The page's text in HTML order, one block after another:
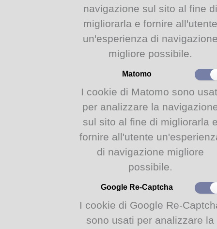
teatrali.
Per conoscere il calendario
Natale" cliccate qui.
info:
biblioteca Guanda,
0521.031983-031984
allegati:
Locandina Racconti di
documento
(379 KiB)
Biblioteca Guanda - V.lo delle Asse, 43121 Parma (PR)
navigazione sul sito al fine di
migliorarla e fornire all'utente
un'esperienza di
migliore possibile.
Matomo
I cookie di Matomo sono
per analizzare la
sul sito al fine di migliorarla
fornire all'utente
di navigazione migliore
possibile.
Google Re-Captcha
I cookie di Google Re-
sono usati per analizzare la